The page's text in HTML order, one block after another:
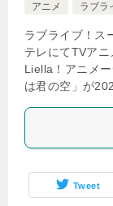
アニメ
ラブラ
ラブライブ！ス
テレにてTVア
Liella！アニメ
は君の空」が
Tweet